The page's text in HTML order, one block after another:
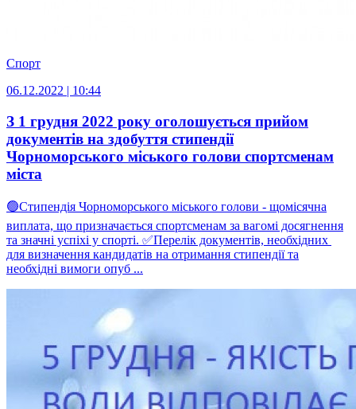
Спорт
06.12.2022 | 10:44
З 1 грудня 2022 року оголошується прийом
документів на здобуття стипендії
Чорноморського міського голови спортсменам
міста
🟢Стипендія Чорноморського міського голови - щомісячна
виплата, що призначається спортсменам за вагомі досягнення
та значні успіхі у спорті. ✅️Перелік документів, необхідних
для визначення кандидатів на отримання стипендії та
необхідні вимоги опуб ...